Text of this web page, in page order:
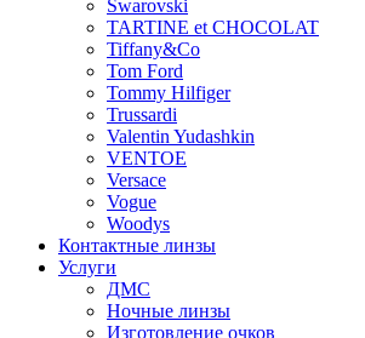
Swarovski
TARTINE et CHOCOLAT
Tiffany&Co
Tom Ford
Tommy Hilfiger
Trussardi
Valentin Yudashkin
VENTOE
Versace
Vogue
Woodys
Контактные линзы
Услуги
ДМС
Ночные линзы
Изготовление очков